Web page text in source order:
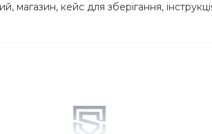
магазин, кейс для зберігання,